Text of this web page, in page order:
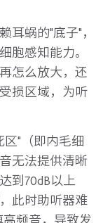
耳蜗的"底子"，
胞感知能力。
怎么放大，还
损区域，为听
区"（即内毛细
无法提供清晰
到70dB以上
此时助听器难
频音，导致发